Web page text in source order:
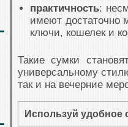
практичность:
имеют достаточно
ключи, кошелек и
Такие сумки
универсальному
так и на вечерние
Используй удобное